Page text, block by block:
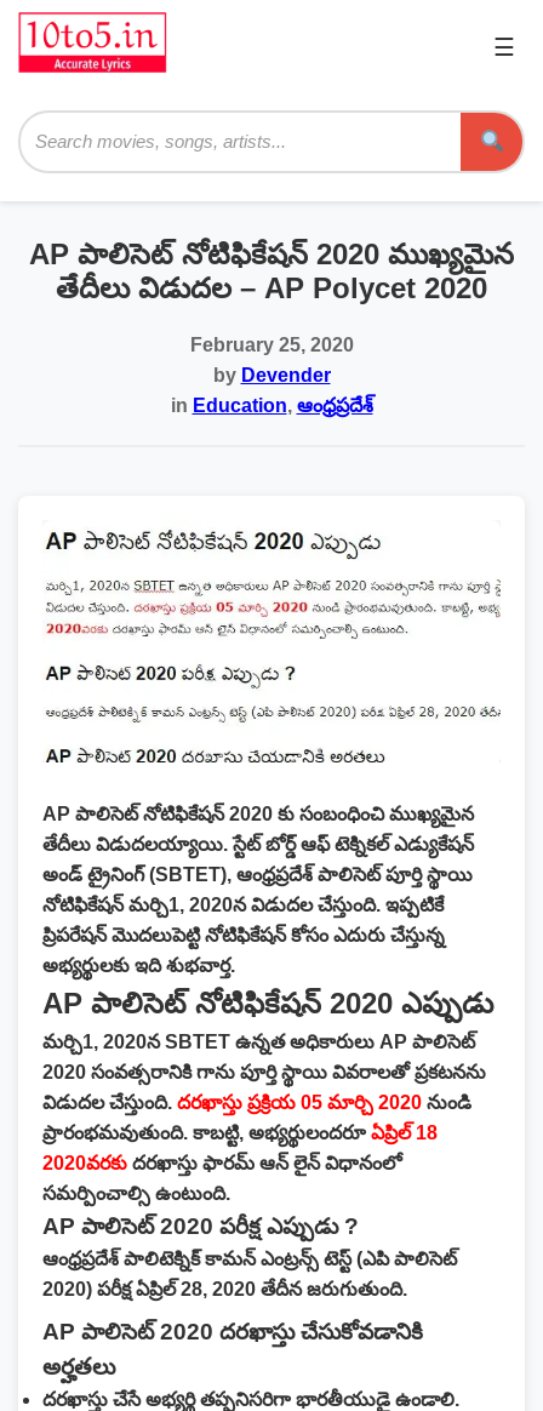
☰
AP పాలిసెట్ నోటిఫికేషన్ 2020 ముఖ్యమైన
తేదీలు విడుదల – AP Polycet 2020
February 25, 2020
by Devender
in Education, ఆంధ్రప్రదేశ్
AP పాలిసెట్ నోటిఫికేషన్ 2020 కు సంబంధించి ముఖ్యమైన
తేదీలు విడుదలయ్యాయి. స్టేట్ బోర్డ్ ఆఫ్ టెక్నికల్ ఎడ్యుకేషన్
అండ్ ట్రైనింగ్ (SBTET), ఆంధ్రప్రదేశ్ పాలిసెట్ పూర్తి స్థాయి
నోటిఫికేషన్ మర్చి1, 2020న విడుదల చేస్తుంది. ఇప్పటికే
ప్రిపరేషన్ మొదలుపెట్టి నోటిఫికేషన్ కోసం ఎదురు చేస్తున్న
అభ్యర్థులకు ఇది శుభవార్త.
AP పాలిసెట్ నోటిఫికేషన్ 2020 ఎప్పుడు
మర్చి1, 2020న SBTET ఉన్నత అధికారులు AP పాలిసెట్
2020 సంవత్సరానికి గాను పూర్తి స్థాయి వివరాలతో ప్రకటనను
విడుదల చేస్తుంది. దరఖాస్తు ప్రక్రియ 05 మార్చి 2020 నుండి
ప్రారంభమవుతుంది. కాబట్టి, అభ్యర్థులందరూ ఏప్రిల్ 18
2020వరకు దరఖాస్తు ఫారమ్ ఆన్ లైన్ విధానంలో
సమర్పించాల్సి ఉంటుంది.
AP పాలిసెట్ 2020 పరీక్ష ఎప్పుడు ?
ఆంధ్రప్రదేశ్ పాలిటెక్నిక్ కామన్ ఎంట్రన్స్ టెస్ట్ (ఎపి పాలిసెట్
2020) పరీక్ష ఏప్రిల్ 28, 2020 తేదీన జరుగుతుంది.
AP పాలిసెట్ 2020 దరఖాస్తు చేసుకోవడానికి
అర్హతలు
దరఖాస్తు చేసే అభ్యర్థి తప్పనిసరిగా భారతీయుడై ఉండాలి.